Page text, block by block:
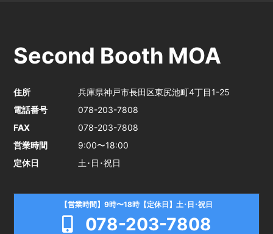
Second Booth MOA
住所
兵庫県神戸市長田区東尻池町4丁目1-25
電話番号
078-203-7808
FAX
078-203-7808
営業時間
9:00〜18:00
定休日
土･日･祝日
【営業時間】9時〜18時【定休日】土･日･祝日
078-203-7808